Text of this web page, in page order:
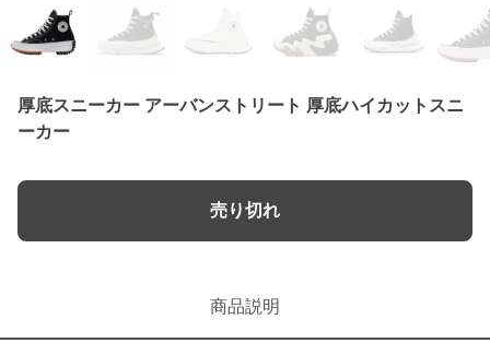
厚底スニーカー アーバンストリート 厚底ハイカットスニ
ーカー
売り切れ
商品説明